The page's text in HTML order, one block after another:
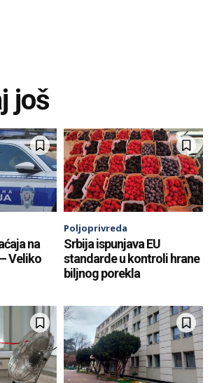
još
na
Veliko
Poljoprivreda
Srbija ispunjava EU
standarde u kontroli hrane
biljnog porekla